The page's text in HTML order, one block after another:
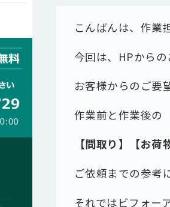
こんばんは、作業
今回は、HPからの
お客様からのご要
作業前と作業後の
【間取り】【お
ご依頼までの参考
それではビフォー